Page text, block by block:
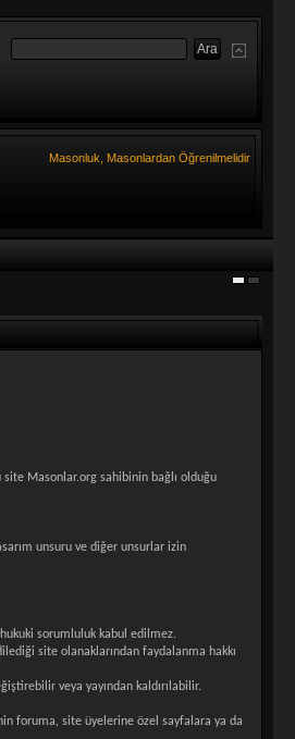
Masonluk, Masonlardan Öğrenilmelidir
site Masonlar.org sahibinin bağlı olduğu
unsuru ve diğer unsurlar izin
sorumluluk kabul edilmez.
site olanaklarından faydalanma hakkı
veya yayından kaldırılabilir.
foruma, site üyelerine özel sayfalara ya da